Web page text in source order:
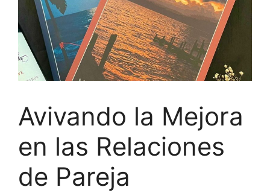
Avivando la Mejora
en las Relaciones
de Pareja